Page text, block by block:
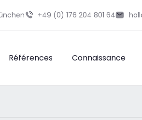
+49 (0) 176 204 801 64
Références Connaissance